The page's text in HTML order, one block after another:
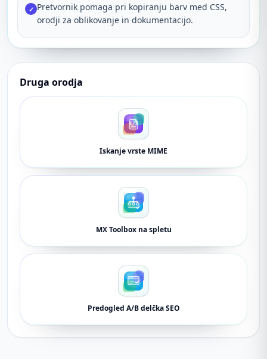
✓ Pretvornik pomaga pri kopiranju barv med CSS,
orodji za oblikovanje in dokumentacijo.
Druga orodja
Iskanje vrste MIME
MX Toolbox na spletu
Predogled A/B delčka SEO